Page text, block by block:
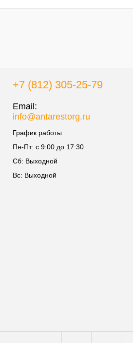
+7 (812) 305-25-79
Email:
info@antarestorg.ru
График работы
Пн-Пт: с 9:00 до 17:30
Сб: Выходной
Вс: Выходной